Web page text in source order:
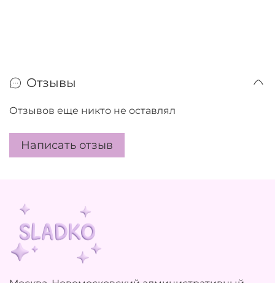
Отзывы
Отзывов еще никто не оставлял
Написать отзыв